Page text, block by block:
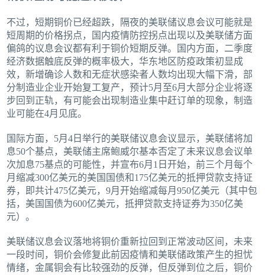
不过，短期铜价已经超跌，隔夜的美联储议息会议可能就是
短周期的价格拐点，国内疫情防控拐点出现以及美联储方面
偏鸽的议息会议都有利于铜价短期反弹。国内方面，二季度
经济数据触底反弹的概率极大，华东地区防疫政策初显成
效，新增确诊人数和无症状感染者人数均出现大幅下滑，部
分制造业企业开始复工复产，预计5月至6月大部分企业将逐
步回到正轨，有可能会出现制造业集中赶订单的现象，制造
业可能在4月见底。
国际方面，5月4日举行的美联储议息会议显示，美联储将加
息50个基点，美联储主席鲍威尔基本否定了未来议息会议单
次加息75基点的可能性，并宣布6月1日开始，前三个月每个
月缩减300亿美元的美国国债和175亿美元的抵押贷款支持证
券，即共计475亿美元，9月开始缩减每月950亿美元（其中包
括，美国国债为600亿美元，抵押贷款支持证券为350亿美
元）。
美联储议息会议落地将铜价重新拉回到正常波动区间，未来
一段时间，铜价会修复此前因疫情和美联储政策产生的担忧
情绪，金属铜会有比较强劲的反弹，但反弹到位之后，铜价